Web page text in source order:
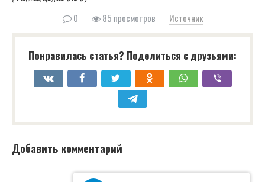
0 85 просмотров Источник
Понравилась статья? Поделиться с друзьями:
Добавить комментарий